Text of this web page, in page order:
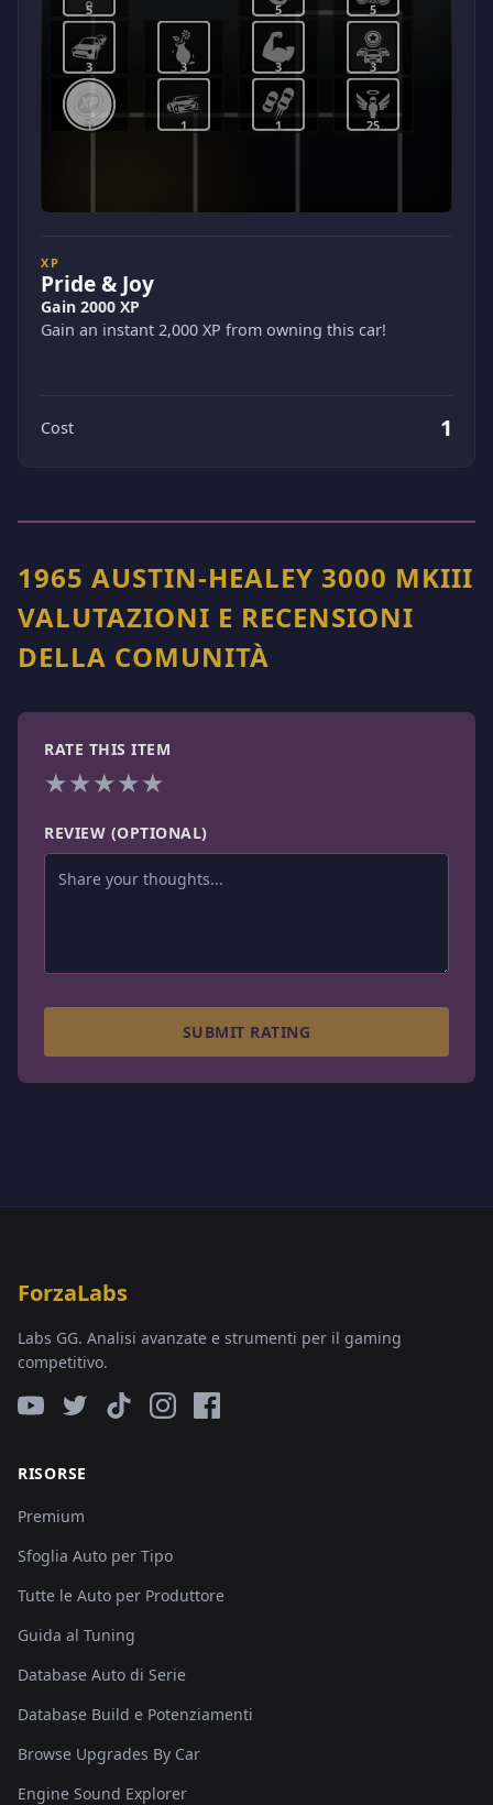
1 1 1 25
3 3 3 3
5 5 5
XP
Pride & Joy
Gain 2000 XP
Gain an instant 2,000 XP from owning this car!
Cost 1
1965 AUSTIN-HEALEY 3000 MKIII
VALUTAZIONI E RECENSIONI
DELLA COMUNITÀ
RATE THIS ITEM
★★★★★
REVIEW (OPTIONAL)
SUBMIT RATING
ForzaLabs
Labs GG. Analisi avanzate e strumenti per il gaming
competitivo.
RISORSE
Premium
Sfoglia Auto per Tipo
Tutte le Auto per Produttore
Guida al Tuning
Database Auto di Serie
Database Build e Potenziamenti
Browse Upgrades By Car
Engine Sound Explorer